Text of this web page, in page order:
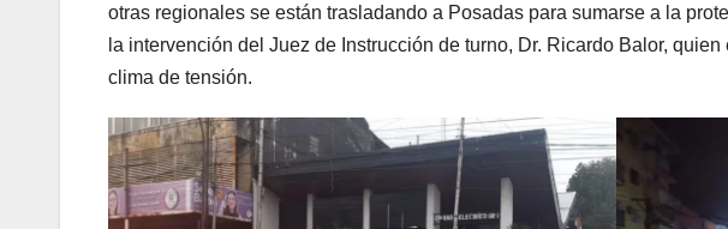
otras regionales se están trasladando a Posadas para sumarse a la
la intervención del Juez de Instrucción de turno, Dr. Ricardo Balor,
clima de tensión.